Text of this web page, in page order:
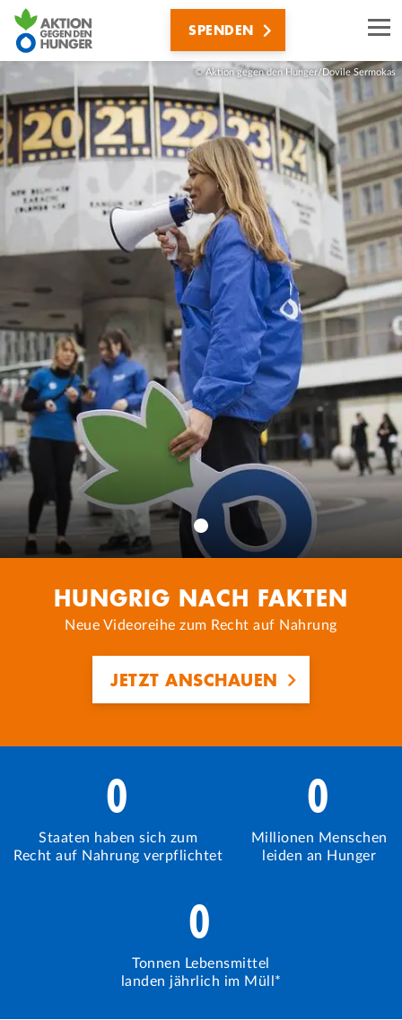
Direkt
zum
Inhalt
SPENDEN
© Aktion gegen den Hunger/Dovile Sermokas
HUNGRIG NACH FAKTEN
Neue Videoreihe zum Recht auf Nahrung
JETZT ANSCHAUEN
0
Staaten haben sich zum
Recht auf Nahrung verpflichtet
0
Millionen Menschen
leiden an Hunger
0
Tonnen Lebensmittel
landen jährlich im Müll*